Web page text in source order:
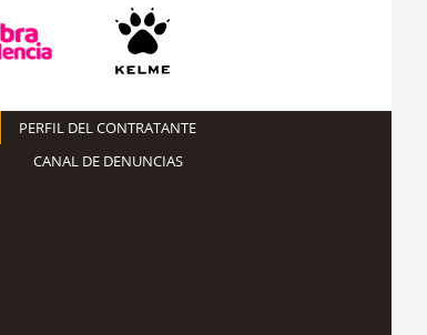
PERFIL DEL CONTRATANTE
CANAL DE DENUNCIAS